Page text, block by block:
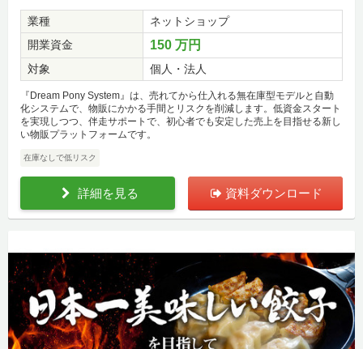
業種
ネットショップ
開業資金
150 万円
対象 個人・法人
『Dream Pony System』は、売れてから仕入れる無在庫型モデルと自動
化システムで、物販にかかる手間とリスクを削減します。低資金スタート
を実現しつつ、伴走サポートで、初心者でも安定した売上を目指せる新し
い物販プラットフォームです。
在庫なしで低リスク
詳細を見る 資料ダウンロード